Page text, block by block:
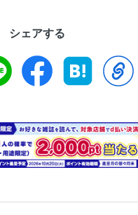
シェアする